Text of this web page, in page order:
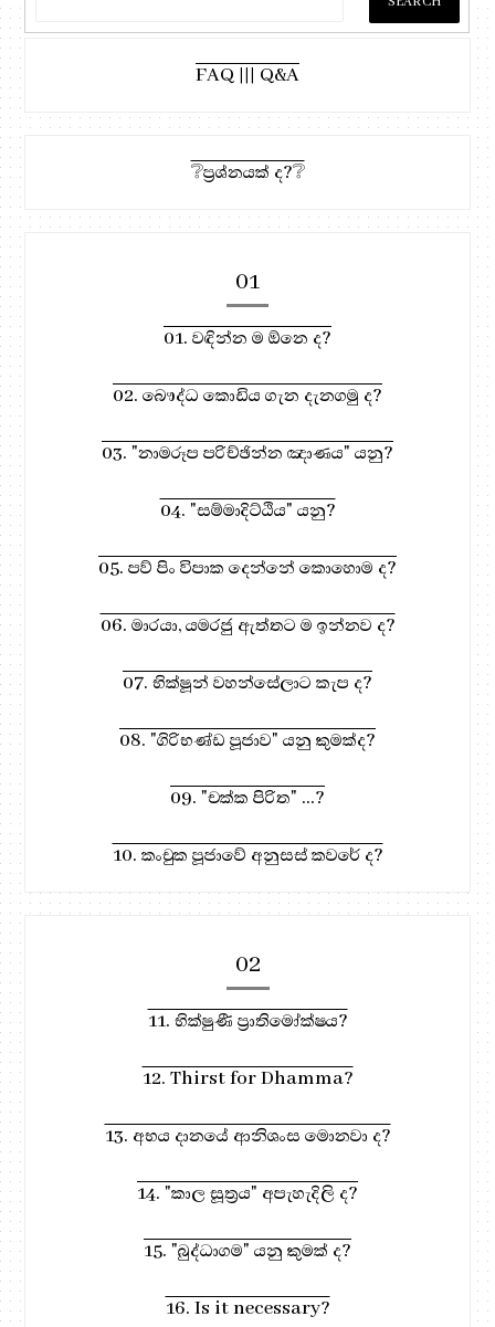
FAQ ||| Q&A
❔ප්‍රශ්නයක් ද?❔
01
01. වඳින්න ම ඕනෙ ද?
02. බෞද්ධ කොඩිය ගැන දැනගමු ද?
03. "නාමරූප පරිච්ඡින්න ඤාණය" යනු?
04. "සම්මාදිට්ඨිය" යනු?
05. පව් පිං විපාක දෙන්නේ කොහොම ද?
06. මාරයා, යමරජු ඇත්තට ම ඉන්නව ද?
07. භික්ෂූන් වහන්සේලාට කැප ද?
08. "ගිරිභණ්ඩ පූජාව" යනු කුමක්ද?
09. "චක්ක පිරිත" ...?
10. කංචුක පූජාවේ අනුසස් කවරේ ද?
02
11. භික්ෂුණී ප්‍රාතිමෝක්ෂය?
12. Thirst for Dhamma?
13. අභය දානයේ ආනිශංස මොනවා ද?
14. "කාල සූත්‍රය" අපැහැදිලි ද?
15. "බුද්ධාගම" යනු කුමක් ද?
16. Is it necessary?